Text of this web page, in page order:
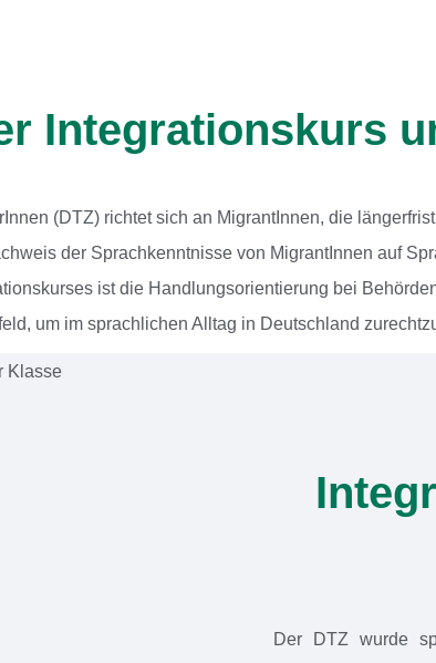
Integrationskurs
(DTZ) richtet sich an MigrantInnen, die
der Sprachkenntnisse von MigrantInnen auf
ist die Handlungsorientierung bei
um im sprachlichen Alltag in Deutschland
Der DTZ wurde